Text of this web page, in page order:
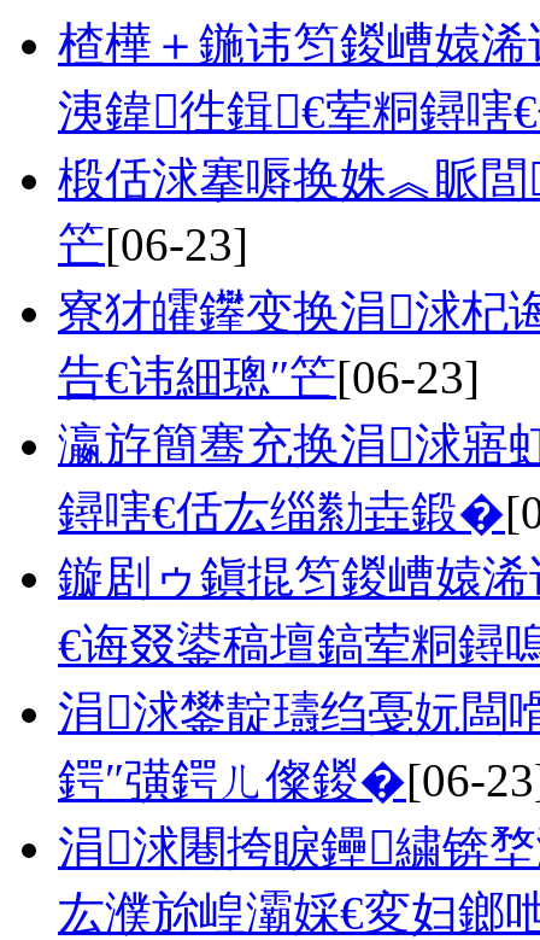
楂樺＋鍦讳笉鍐嶆媴
洟鍏徃鍓€荤粡鐞
椴佸浗搴嗕换姝︽眽
笀[06-23]
寮犲皬鑻变换涓浗杞
告€讳細璁″笀[06-23]
瀛斿簡骞充换涓浗寤
鐞嗐€佸厷缁勬垚鍛�
鏇剧ゥ鎭掍笉鍐嶆媴
€诲叕鍙稿壇鎬荤粡鐞
涓浗鐢靛瓙绉戞妧闆
鍔″彉鍔ㄦ儏鍐�[06-
涓浗闀挎睙鑸繍锛
厷濮旀崲灞婇€変妇鎯